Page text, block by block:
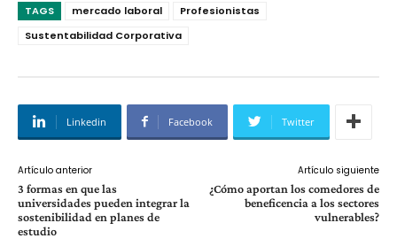
TAGS mercado laboral
Profesionistas
Sustentabilidad Corporativa
Linkedin Facebook Twitter
Artículo anterior
3 formas en que las
universidades pueden integrar la
sostenibilidad en planes de
estudio
Artículo siguiente
¿Cómo aportan los comedores de
beneficencia a los sectores
vulnerables?